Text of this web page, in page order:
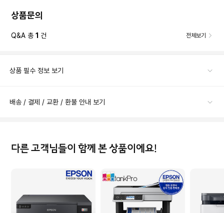
상품문의
Q&A 총 1 건 전체보기
상품 필수 정보 보기
배송 / 결제 / 교환 / 환불 안내 보기
다른 고객님들이 함께 본 상품이에요!